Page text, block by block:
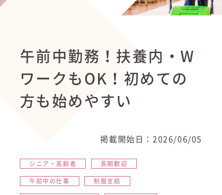
午前中勤務！扶養内・W
ワークもOK！初めての
方も始めやすい
掲載開始日：2026/06/05
シニア・高齢者 長期歓迎
午前中の仕事 制服支給